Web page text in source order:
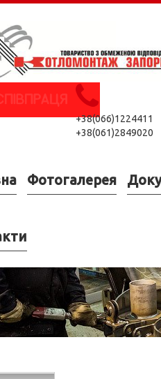
+38(066)1224411
+38(061)2849020
Фотогалерея